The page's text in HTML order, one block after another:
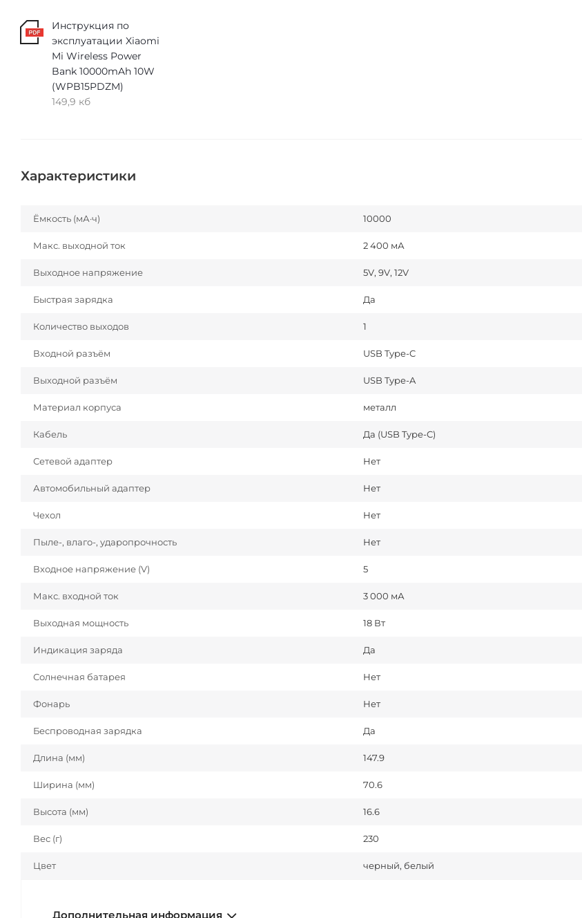
Инструкция по
эксплуатации Xiaomi
Mi Wireless Power
Bank 10000mAh 10W
(WPB15PDZM)
149,9 кб
Характеристики
Ёмкость (мА·ч) 10000
Макс. выходной ток 2 400 мА
Выходное напряжение 5V, 9V, 12V
Быстрая зарядка Да
Количество выходов 1
Входной разъём USB Type-C
Выходной разъём USB Type-A
Материал корпуса металл
Кабель Да (USB Type-C)
Сетевой адаптер Нет
Автомобильный адаптер Нет
Чехол Нет
Пыле-, влаго-, ударопрочность Нет
Входное напряжение (V) 5
Макс. входной ток 3 000 мА
Выходная мощность 18 Вт
Индикация заряда Да
Солнечная батарея Нет
Фонарь Нет
Беспроводная зарядка Да
Длина (мм) 147.9
Ширина (мм) 70.6
Высота (мм) 16.6
Вес (г) 230
Цвет черный, белый
Дополнительная информация